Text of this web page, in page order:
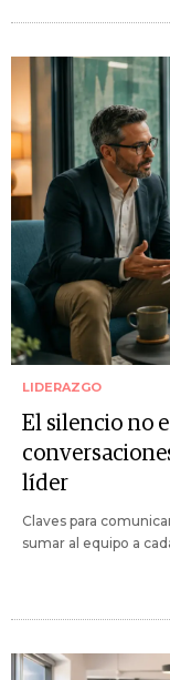
LIDERAZGO
El silencio no
líder
Claves para
sumar al equipo a